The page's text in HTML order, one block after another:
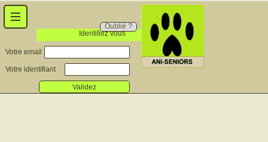
Identifiez vous
Oublié ?
Votre email
Votre identifiant
Validez